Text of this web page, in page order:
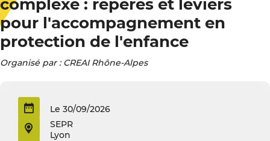
complexe : repères et leviers
pour l'accompagnement en
protection de l'enfance
Organisé par : CREAI Rhône-Alpes
Le 30/09/2026
SEPR
Lyon